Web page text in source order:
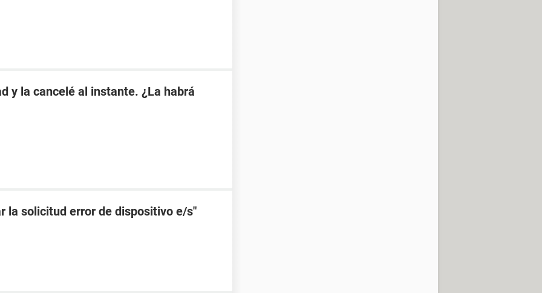
y la cancelé al instante. ¿La habrá
la solicitud error de dispositivo e/s"